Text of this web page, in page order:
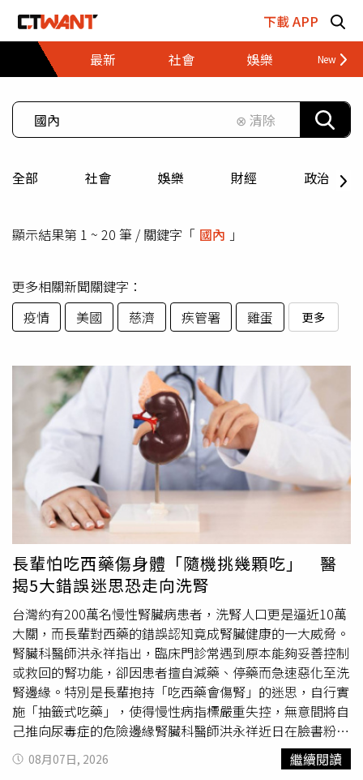
下載 APP
最新
社會 娛樂 財經
⊗ 清除
全部 社會 娛樂 財經 政治
顯示結果第 1 ~ 20 筆 / 關鍵字「 國內 」
更多相關新聞關鍵字：
疫情
美國 慈濟 疾管署 雞蛋 更多
長輩怕吃西藥傷身體「隨機挑幾顆吃」 醫
揭5大錯誤迷思恐走向洗腎
台灣約有200萬名慢性腎臟病患者，洗腎人口更是逼近10萬
大關，而長輩對西藥的錯誤認知竟成腎臟健康的一大威脅。
腎臟科醫師洪永祥指出，臨床門診常遇到原本能夠妥善控制
或救回的腎功能，卻因患者擅自減藥、停藥而急速惡化至洗
腎邊緣。特別是長輩抱持「吃西藥會傷腎」的迷思，自行實
施「抽籤式吃藥」，使得慢性病指標嚴重失控，無意間將自
己推向尿毒症的危險邊緣腎臟科醫師洪永祥近日在臉書粉專
發文表示，門診有遇到一名患者的女兒求助，指稱患者腎功
能持續下降，血壓和血糖也失控，她觀察父親有吃藥，卻總
08月07日, 2026 繼續閱讀